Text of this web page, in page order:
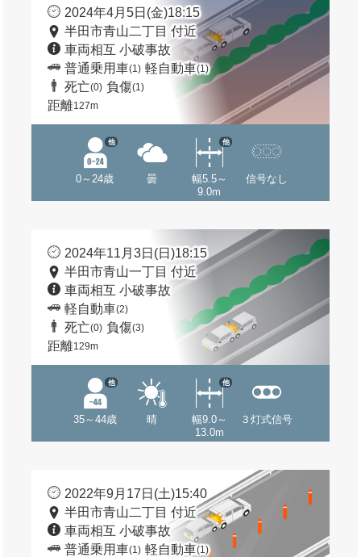
2024年4月5日(金)18:15
半田市青山二丁目 付近
車両相互 小破事故
普通乗用車(1) 軽自動車(1)
死亡(0) 負傷(1)
距離127m
0～24歳
他
曇
幅5.5～
9.0m
他
信号なし
2024年11月3日(日)18:15
半田市青山一丁目 付近
車両相互 小破事故
軽自動車(2)
死亡(0) 負傷(3)
距離129m
35～44歳
他
晴
幅9.0～
13.0m
他
３灯式信号
2022年9月17日(土)15:40
半田市青山二丁目 付近
車両相互 小破事故
普通乗用車(1) 軽自動車(1)